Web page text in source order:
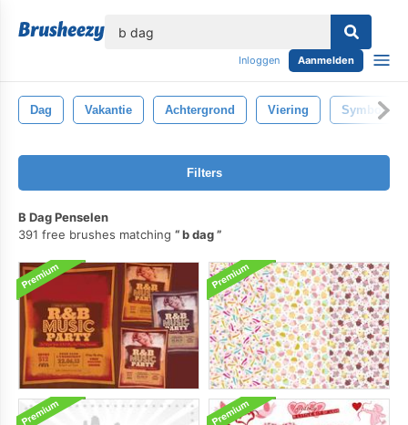
Inloggen Aanmelden
Dag Vakantie Achtergrond Viering Symbool
Filters
B Dag Penselen
391 free brushes matching
b dag